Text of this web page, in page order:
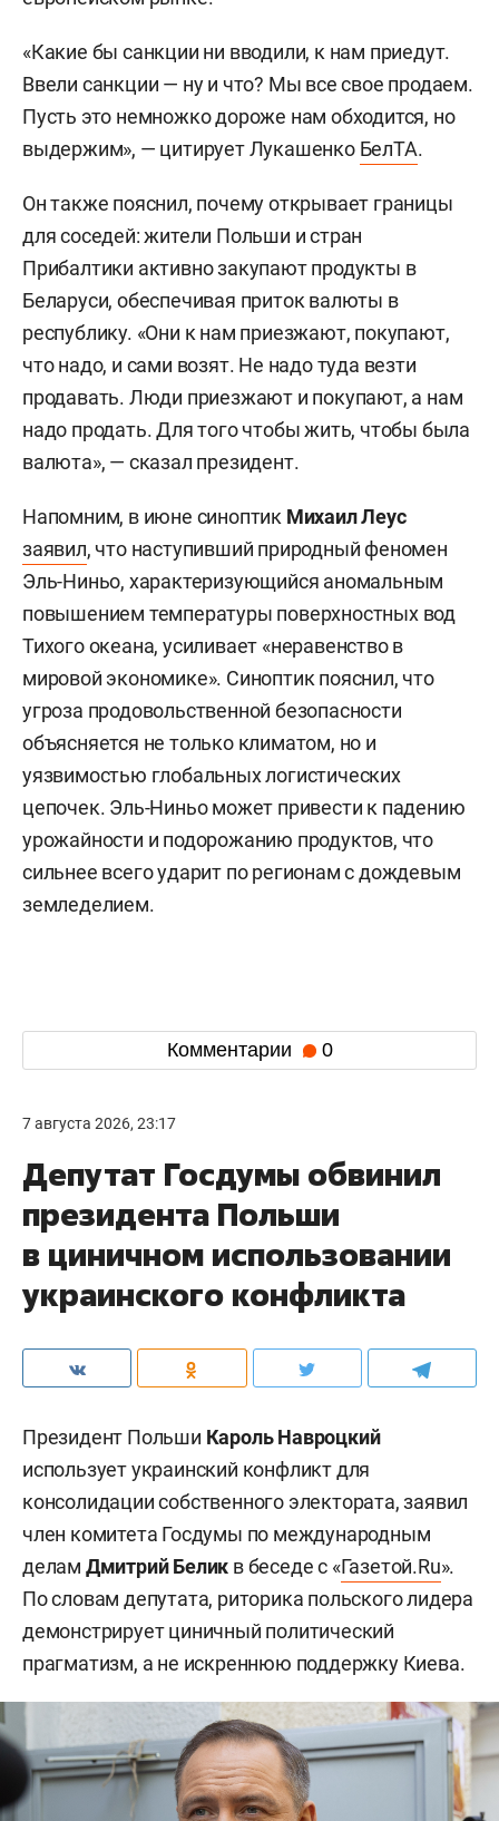
«Какие бы санкции ни вводили, к нам приедут.
Ввели санкции — ну и что? Мы все свое продаем.
Пусть это немножко дороже нам обходится, но
выдержим», — цитирует Лукашенко БелТА.
Он также пояснил, почему открывает границы
для соседей: жители Польши и стран
Прибалтики активно закупают продукты в
Беларуси, обеспечивая приток валюты в
республику. «Они к нам приезжают, покупают,
что надо, и сами возят. Не надо туда везти
продавать. Люди приезжают и покупают, а нам
надо продать. Для того чтобы жить, чтобы была
валюта», — сказал президент.
Напомним, в июне синоптик Михаил Леус
заявил, что наступивший природный феномен
Эль-Ниньо, характеризующийся аномальным
повышением температуры поверхностных вод
Тихого океана, усиливает «неравенство в
мировой экономике». Синоптик пояснил, что
угроза продовольственной безопасности
объясняется не только климатом, но и
уязвимостью глобальных логистических
цепочек. Эль-Ниньо может привести к падению
урожайности и подорожанию продуктов, что
сильнее всего ударит по регионам с дождевым
земледелием.
Комментарии 0
7 августа 2026, 23:17
Депутат Госдумы обвинил
президента Польши
в циничном использовании
украинского конфликта
Президент Польши Кароль Навроцкий
использует украинский конфликт для
консолидации собственного электората, заявил
член комитета Госдумы по международным
делам Дмитрий Белик в беседе с «Газетой.Ru».
По словам депутата, риторика польского лидера
демонстрирует циничный политический
прагматизм, а не искреннюю поддержку Киева.